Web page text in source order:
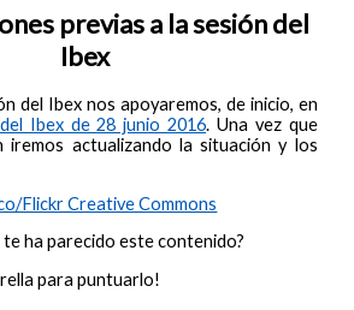
previas a la sesión del
Ibex
del Ibex nos apoyaremos, de inicio, en
Ibex de 28 junio 2016. Una vez que
iremos actualizando la situación y los
Flickr Creative Commons
ha parecido este contenido?
para puntuarlo!